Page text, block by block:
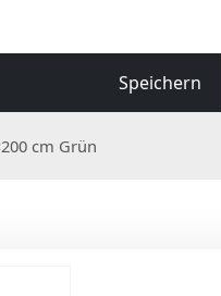
Speichern
cm Grün